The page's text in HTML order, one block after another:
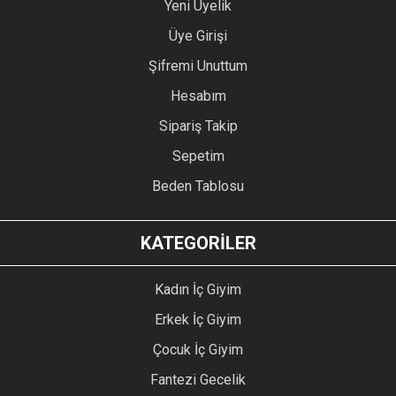
Yeni Üyelik
Üye Girişi
Şifremi Unuttum
Hesabım
Sipariş Takip
Sepetim
Beden Tablosu
KATEGORİLER
Kadın İç Giyim
Erkek İç Giyim
Çocuk İç Giyim
Fantezi Gecelik